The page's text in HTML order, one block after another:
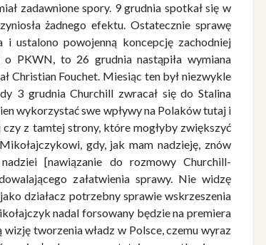
zadawnione spory. 9 grudnia spotkał się w
żadnego efektu. Ostatecznie sprawę
ustalono powojenną koncepcję zachodniej
PKWN, to 26 grudnia nastąpiła wymiana
Christian Fouchet. Miesiąc ten był niezwykle
3 grudnia Churchill zwracał się do Stalina
wykorzystać swe wpływy na Polaków tutaj i
z tamtej strony, które mogłyby zwiększyć
gdy, jak mam nadzieję, znów
[nawiązanie do rozmowy Churchill-
załatwienia sprawy. Nie widzę
działacz potrzebny sprawie wskrzeszenia
nadal forsowany będzie na premiera
tworzenia władz w Polsce, czemu wyraz